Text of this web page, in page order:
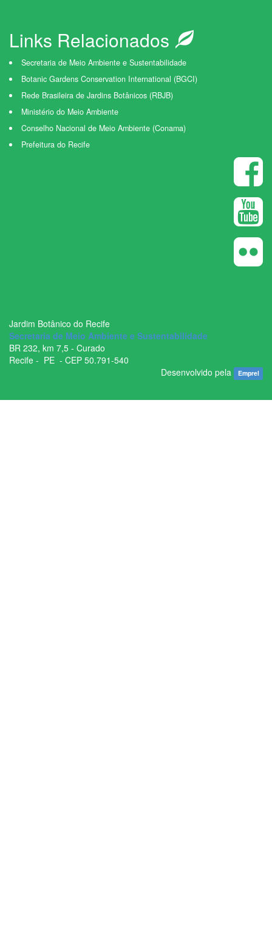
Links Relacionados
Secretaria de Meio Ambiente e Sustentabilidade
Botanic Gardens Conservation International (BGCI)
Rede Brasileira de Jardins Botânicos (RBJB)
Ministério do Meio Ambiente
Conselho Nacional de Meio Ambiente (Conama)
Prefeitura do Recife
Jardim Botânico do Recife
Secretaria de Meio Ambiente e Sustentabilidade
BR ­232, km 7,5 - Curado
Recife - ­ PE - CEP 50.791­-540
Desenvolvido pela Emprel